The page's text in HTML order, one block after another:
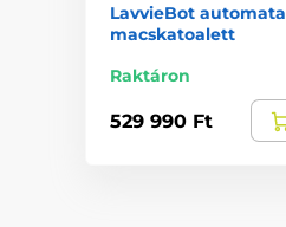
LavvieBot automata
macskatoalett
Raktáron
529 990 Ft